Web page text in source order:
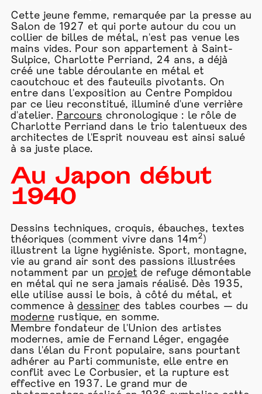
Cette jeune femme, remarquée par la presse au
Salon de 1927 et qui porte autour du cou un
collier de billes de métal, n'est pas venue les
mains vides. Pour son appartement à Saint-
Sulpice, Charlotte Perriand, 24 ans, a déjà
créé une table déroulante en métal et
caoutchouc et des fauteuils pivotants. On
entre dans l'exposition au Centre Pompidou
par ce lieu reconstitué, illuminé d'une verrière
d'atelier. Parcours chronologique : le rôle de
Charlotte Perriand dans le trio talentueux des
architectes de l'Esprit nouveau est ainsi salué
à sa juste place.
Au Japon début
1940
Dessins techniques, croquis, ébauches, textes
théoriques (comment vivre dans 14m2 )
illustrent la ligne hygiéniste. Sport, montagne,
vie au grand air sont des passions illustrées
notamment par un projet de refuge démontable
en métal qui ne sera jamais réalisé. Dès 1935,
elle utilise aussi le bois, à côté du métal, et
commence à dessinerdes tables courbes — du
modernerustique, en somme.
Membre fondateur de l'Union des artistes
modernes, amie de Fernand Léger, engagée
dans l'élan du Front populaire, sans pourtant
adhérer au Parti communiste, elle entre en
conflit avec Le Corbusier, et la rupture est
effective en 1937. Le grand mur de